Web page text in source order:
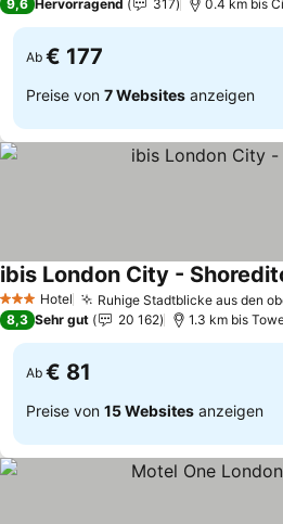
9,6 Hervorragend 317 0.4 km bis
Ab € 177
Preise von 7 Websites anzeigen
3 SterneHotel Ruhige Stadtblicke aus den
ibis London City -
8,3 Sehr gut 20 162 1.3 km bis
Ab € 81
Preise von 15 Websites anzeigen